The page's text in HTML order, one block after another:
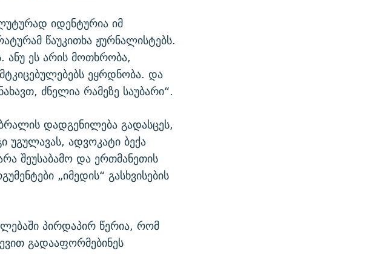
იდენტურია იმ
წაუკითხა ჟურნალისტებს.
ანუ ეს არის მოთხრობა,
ეყრდნობა. და
ძნელია რამეზე საუბარი“.
დადგენილება გადასცეს,
ადვოკატი ბექა
შეუსაბამო და ერთმანეთის
„იმედის“ გასხვისების
პირდაპირ წერია, რომ
გადააფორმებინეს